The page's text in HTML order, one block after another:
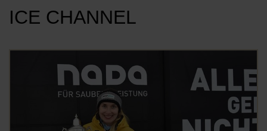
OUR AMBASSADORS
OUR PARTNERS
ICE CHANNEL